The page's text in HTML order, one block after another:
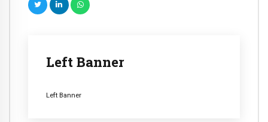
Left Banner
Left Banner